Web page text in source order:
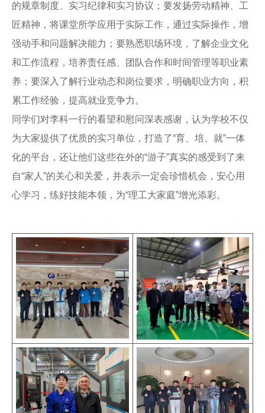
的规章制度、实习纪律和实习协议；要发扬劳动精神、工
匠精神，将课堂所学应用于实际工作，通过实际操作，增
强动手和问题解决能力；要熟悉职场环境，了解企业文化
和工作流程，培养责任感、团队合作和时间管理等职业素
养；要深入了解行业动态和岗位要求，明确职业方向，积
累工作经验，提高就业竞争力。
同学们对李科一行的看望和慰问深表感谢，认为学校不仅
为大家提供了优质的实习单位，打造了“育、培、就”一体
化的平台，还让他们这些在外的“游子”真实的感受到了来
自“家人”的关心和关爱，并表示一定会珍惜机会，安心用
心学习，练好技能本领，为“理工大家庭”增光添彩。